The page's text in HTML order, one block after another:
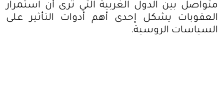
متواصل بين الدول الغربية التي ترى أن استمرار
العقوبات يشكل إحدى أهم أدوات التأثير على
السياسات الروسية.